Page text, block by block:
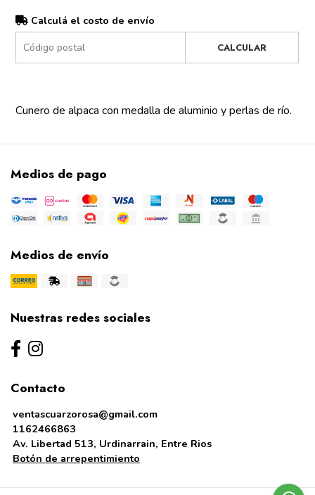
Calculá el costo de envío
CALCULAR
Cunerode alpaca con medalla de aluminio y perlas de río.
Medios de pago
Medios de envío
Nuestras redes sociales
Contacto
ventascuarzorosa@gmail.com
1162466863
Av. Libertad 513, Urdinarrain, Entre Rios
Botón de arrepentimiento